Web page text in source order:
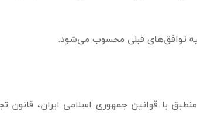
توافق‏‌های قبلی محسوب می‏‌شود.
با قوانین جمهوری اسلامی ایران،